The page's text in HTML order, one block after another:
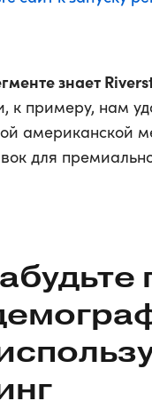
знает
к примеру, нам
американской
для